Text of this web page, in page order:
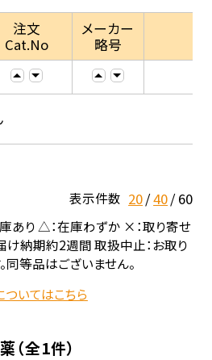
注文
Cat.No
メーカー
略号
表示件数 20 40 60
あり △：在庫わずか ×：取り寄せ
納期約2週間 取扱中止：お取り
同等品はございません。
いてはこちら
（全1件）